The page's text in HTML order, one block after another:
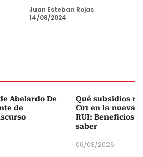
Juan Esteban Rojas
14/08/2024
Abelardo De
de
Qué subsidios
C01 en la nueva
RUI: Beneficios
saber
06/08/2026